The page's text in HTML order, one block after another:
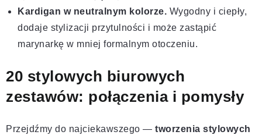
Kardigan w neutralnym kolorze. Wygodny i ciepły,
dodaje stylizacji przytulności i może zastąpić
marynarkę w mniej formalnym otoczeniu.
20 stylowych biurowych
zestawów: połączenia i pomysły
Przejdźmy do najciekawszego — tworzenia stylowych